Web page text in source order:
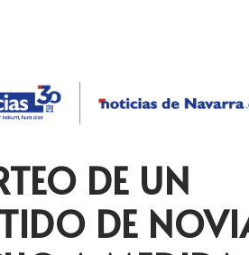
DE UN
DE